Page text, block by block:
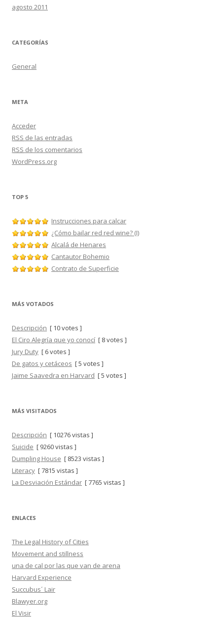
agosto 2011
CATEGORÍAS
General
META
Acceder
RSS de las entradas
RSS de los comentarios
WordPress.org
TOP 5
Instrucciones para calcar
¿Cómo bailar red red wine? (I)
Alcalá de Henares
Cantautor Bohemio
Contrato de Superficie
MÁS VOTADOS
Descripción [ 10 votes ]
El Ciro Alegría que yo conocí [ 8 votes ]
Jury Duty [ 6 votes ]
De gatos y cetáceos [ 5 votes ]
Jaime Saavedra en Harvard [ 5 votes ]
MÁS VISITADOS
Descripción [ 10276 vistas ]
Suicide [ 9260 vistas ]
Dumpling House [ 8523 vistas ]
Literacy [ 7815 vistas ]
La Desviación Estándar [ 7765 vistas ]
ENLACES
The Legal History of Cities
Movement and stillness
una de cal por las que van de arena
Harvard Experience
Succubus´ Lair
Blawyer.org
El Visir